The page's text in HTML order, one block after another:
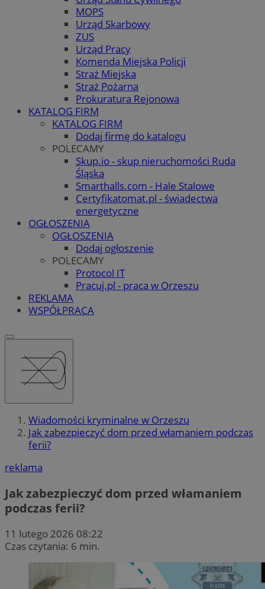
MOPS
Urząd Skarbowy
ZUS
Urząd Pracy
Komenda Miejska Policji
Straż Miejska
Straż Pożarna
Prokuratura Rejonowa
KATALOG FIRM
KATALOG FIRM
Dodaj firmę do katalogu
POLECAMY
Skup.io - skup nieruchomości Ruda
Śląska
Smarthalls.com - Hale Stalowe
Certyfikatomat.pl - świadectwa
energetyczne
OGŁOSZENIA
OGŁOSZENIA
Dodaj ogłoszenie
POLECAMY
Protocol IT
Pracuj.pl - praca w Orzeszu
REKLAMA
WSPÓŁPRACA
Wiadomości kryminalne w Orzeszu
Jak zabezpieczyć dom przed włamaniem podczas
ferii?
reklama
Jak zabezpieczyć dom przed włamaniem
podczas ferii?
11 lutego 2026 08:22
Czas czytania: 6 min.